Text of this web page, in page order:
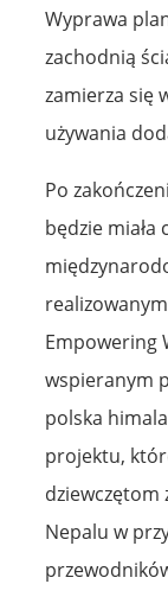
Wyprawa
zachodnią
zamierza się
używania
Po
będzie miała
Empowering
wspieranym
polska
projektu,
dziewczętom
Nepalu w